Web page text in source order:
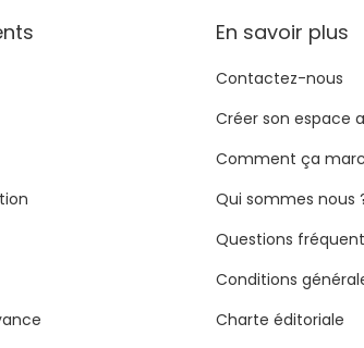
En savoir plus
Contactez-nous
Créer son espace
Comment ça
Qui sommes nous
Questions
Conditions
Charte éditoriale